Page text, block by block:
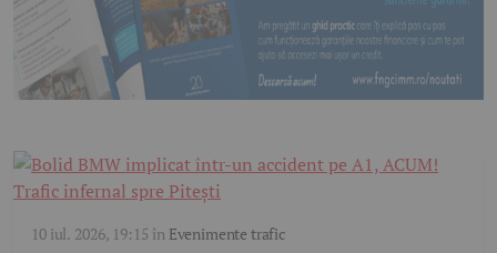
10 iul. 2026, 19:15 în Evenimente trafic